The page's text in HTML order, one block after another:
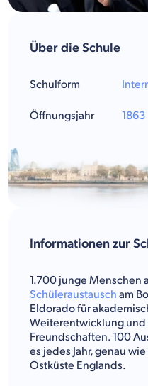
Informationen zur
1.700 junge Menschen
Schüleraustausch am
Eldorado für
Weiterentwicklung und
Freundschaften. 100
es jedes Jahr, genau
Ostküste Englands.
Über die Schule
Schulform
Öffnungsjahr 1863